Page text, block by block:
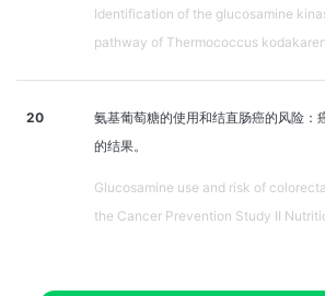
Identification of the glucosamine
pathway of Thermococcus
20
氨基葡萄糖的使用和结直肠癌的风险：
的结果。
Glucosamine use and risk of
the Cancer Prevention Study II